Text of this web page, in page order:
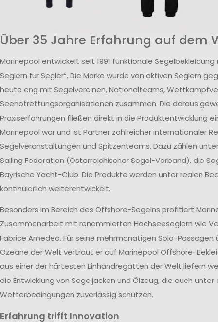
Über 35 Jahre Erfahrung auf dem
Marinepool entwickelt seit 1991 funktionale Segelbekleidung
Seglern für Segler“. Die Marke wurde von aktiven Seglern
heute eng mit Segelvereinen, Nationalteams,
Seenotrettungsorganisationen zusammen. Die daraus
Praxiserfahrungen fließen direkt in die Produktentwicklung
Marinepool war und ist Partner zahlreicher internationaler
Segelveranstaltungen und Spitzenteams. Dazu zählen
Sailing Federation (Österreichischer Segel-Verband), die
Bayrische Yacht-Club. Die Produkte werden unter realen
kontinuierlich weiterentwickelt.
Besonders im Bereich des Offshore-Segelns profitiert
Zusammenarbeit mit renommierten Hochseeseglern wie
Fabrice Amedeo. Für seine mehrmonatigen Solo-
Ozeane der Welt vertraut er auf Marinepool Offshore-
aus einer der härtesten Einhandregatten der Welt liefern
die Entwicklung von Segeljacken und Ölzeug, die auch
Wetterbedingungen zuverlässig schützen.
Erfahrung trifft Innovation